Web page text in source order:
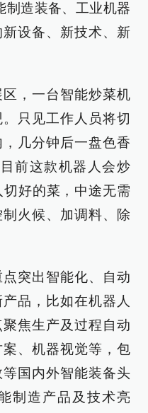
制造装备、工业机器
设备、新技术、新
，一台智能炒菜机
只见工作人员将切
几分钟后一盘色香
前这款机器人会炒
好的菜，中途无需
火候、加调料、除
突出智能化、自动
品，比如在机器人
焦生产及过程自动
、机器视觉等，包
国内外智能装备头
制造产品及技术亮